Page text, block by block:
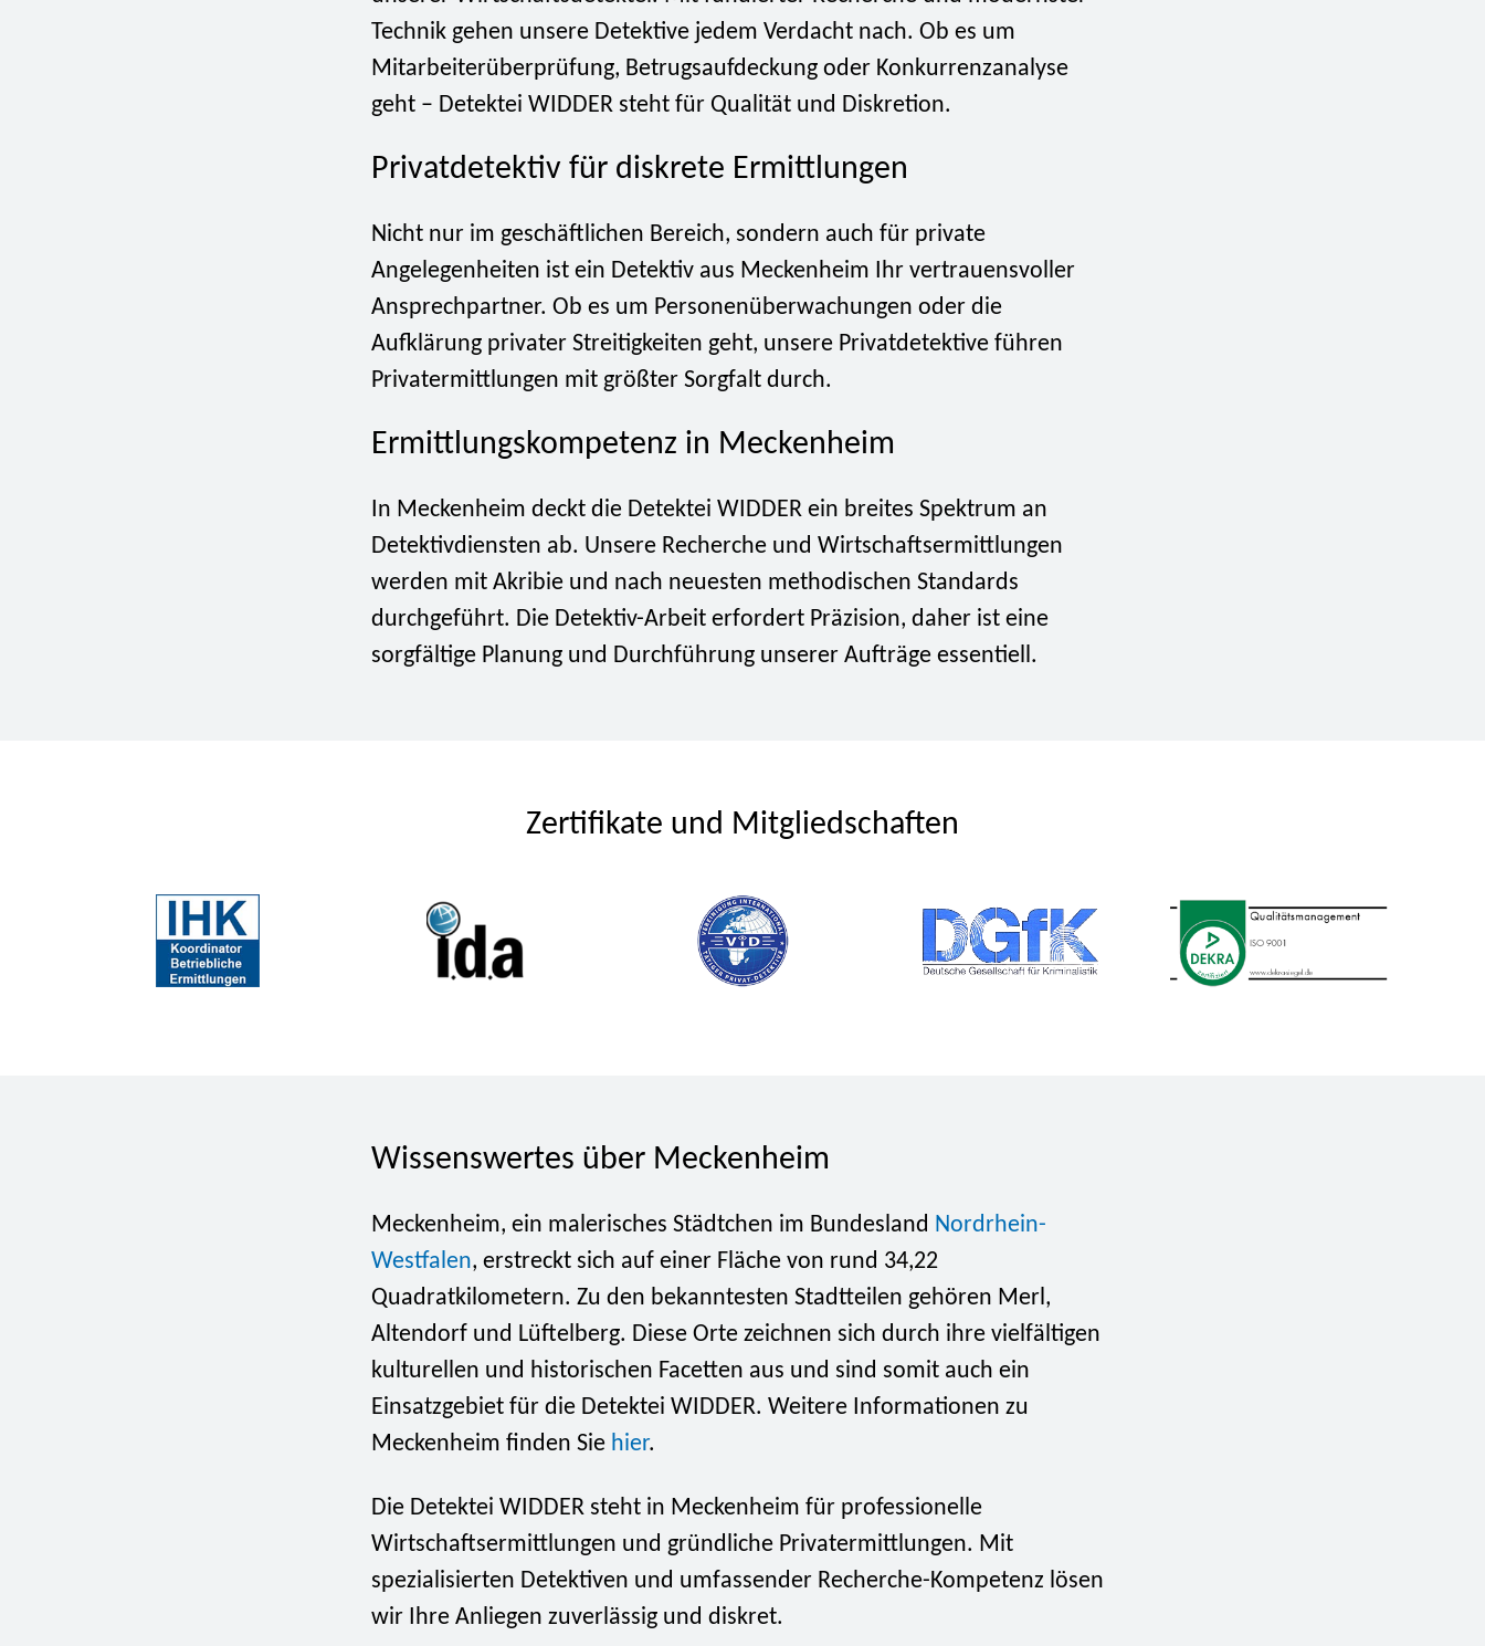
Technik gehen unsere Detektive jedem Verdacht nach. Ob es um
Mitarbeiterüberprüfung, Betrugsaufdeckung oder Konkurrenzanalyse
geht – Detektei WIDDER steht für Qualität und Diskretion.
Privatdetektiv für diskrete Ermittlungen
Nicht nur im geschäftlichen Bereich, sondern auch für private
Angelegenheiten ist ein Detektiv aus Meckenheim Ihr vertrauensvoller
Ansprechpartner. Ob es um Personenüberwachungen oder die
Aufklärung privater Streitigkeiten geht, unsere Privatdetektive führen
Privatermittlungen mit größter Sorgfalt durch.
Ermittlungskompetenz in Meckenheim
In Meckenheim deckt die Detektei WIDDER ein breites Spektrum an
Detektivdiensten ab. Unsere Recherche und Wirtschaftsermittlungen
werden mit Akribie und nach neuesten methodischen Standards
durchgeführt. Die Detektiv-Arbeit erfordert Präzision, daher ist eine
sorgfältige Planung und Durchführung unserer Aufträge essentiell.
Zertifikate und Mitgliedschaften
Wissenswertes über Meckenheim
Meckenheim, ein malerisches Städtchen im Bundesland Nordrhein-
Westfalen, erstreckt sich auf einer Fläche von rund 34,22
Quadratkilometern. Zu den bekanntesten Stadtteilen gehören Merl,
Altendorf und Lüftelberg. Diese Orte zeichnen sich durch ihre vielfältigen
kulturellen und historischen Facetten aus und sind somit auch ein
Einsatzgebiet für die Detektei WIDDER. Weitere Informationen zu
Meckenheim finden Sie hier.
Die Detektei WIDDER steht in Meckenheim für professionelle
Wirtschaftsermittlungen und gründliche Privatermittlungen. Mit
spezialisierten Detektiven und umfassender Recherche-Kompetenz lösen
wir Ihre Anliegen zuverlässig und diskret.